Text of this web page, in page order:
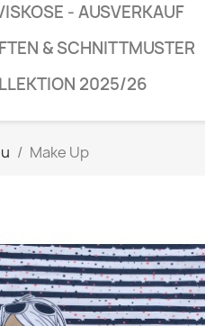
- AUSVERKAUF
& SCHNITTMUSTER
2025/26
Make Up